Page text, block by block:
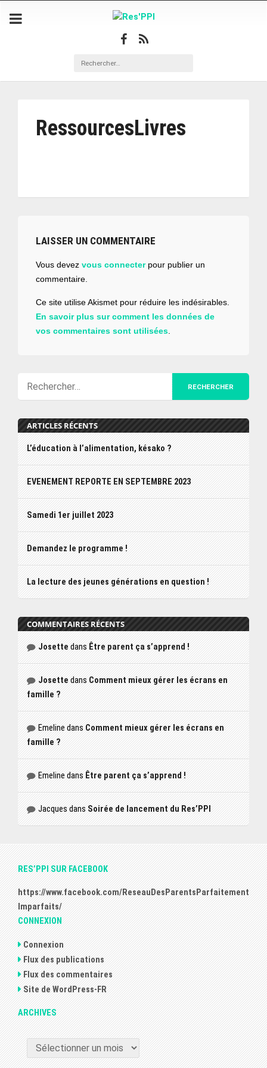
RessourcesLivres
LAISSER UN COMMENTAIRE
Vous devez vous connecterpour publier un
commentaire.
Ce site utilise Akismet pour réduire les indésirables.
En savoir plus sur comment les données de
vos commentaires sont utilisées
ARTICLES RÉCENTS
L’éducation à l’alimentation, késako ?
EVENEMENT REPORTE EN SEPTEMBRE 2023
Samedi 1er juillet 2023
Demandez le programme !
La lecture des jeunes générations en question !
COMMENTAIRES RÉCENTS
Josette dans Être parent ça s’apprend !
Josette dans Comment mieux gérer les écrans en
famille ?
Emeline dans Comment mieux gérer les écrans en
famille ?
Emeline dans Être parent ça s’apprend !
Jacques dans Soirée de lancement du Res’PPI
RES’PPI SUR FACEBOOK
https://www.facebook.com/ReseauDesParentsParfaitement
Imparfaits/
CONNEXION
Connexion
Flux des publications
Flux des commentaires
Site de WordPress-FR
ARCHIVES
ARCHIVES